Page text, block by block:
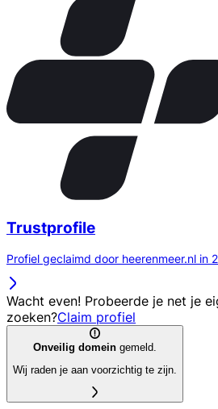
Trustprofile
Profiel geclaimd door heerenmeer.nl in
Wacht even! Probeerde je net je
zoeken?Claim profiel
Onveilig domein gemeld.
Wij raden je aan voorzichtig te zijn.